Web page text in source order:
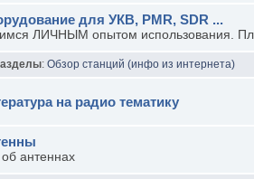
для УКВ, PMR, SDR ...
ЛИЧНЫМ опытом использования.
: Обзор станций (инфо из интернета)
на радио тематику
антеннах